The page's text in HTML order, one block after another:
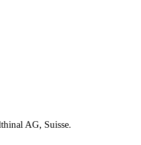
AG, Suisse.